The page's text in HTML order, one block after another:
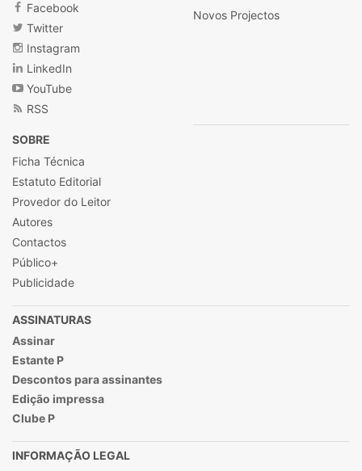
Facebook
Twitter
Instagram
LinkedIn
YouTube
RSS
Novos Projectos
SOBRE
Ficha Técnica
Estatuto Editorial
Provedor do Leitor
Autores
Contactos
Público+
Publicidade
ASSINATURAS
Assinar
Estante P
Descontos para assinantes
Edição impressa
Clube P
INFORMAÇÃO LEGAL